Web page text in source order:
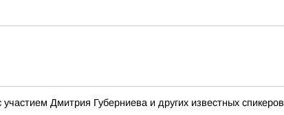
Дмитрия Губерниева и других известных спикеров